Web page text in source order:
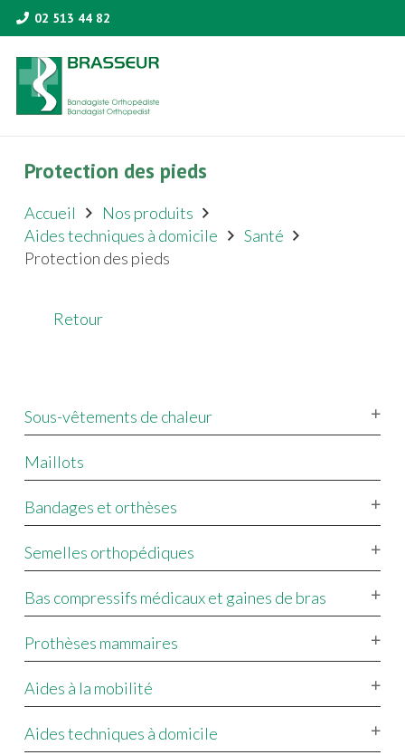
02 513 44 82
Protection des pieds
Accueil
Nos produits
Aides techniques à domicile
Santé
Protection des pieds
Retour
Sous-vêtements de chaleur
Maillots
Bandages et orthèses
Semelles orthopédiques
Bas compressifs médicaux et gaines de bras
Prothèses mammaires
Aides à la mobilité
Aides techniques à domicile